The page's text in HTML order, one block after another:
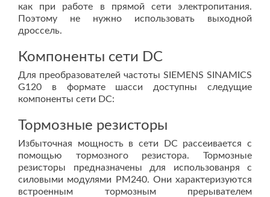
как при работе в прямой сети электропитания.
Поэтому не нужно использовать выходной
дроссель.
Компоненты сети DC
Для преобразователей частоты SIEMENS SINAMICS
G120 в формате шасси доступны следущие
компоненты сети DC:
Тормозные резисторы
Избыточная мощность в сети DC рассеивается с
помощью тормозного резистора. Тормозные
резисторы предназначены для использованря с
силовыми модулями PM240. Они характеризуются
встроенным тормозным прерывателем